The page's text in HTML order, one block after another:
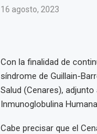
16 agosto, 2023
Con la finalidad de
síndrome de Guillain-
Salud (Cenares),
Inmunoglobulina
Cabe precisar que el